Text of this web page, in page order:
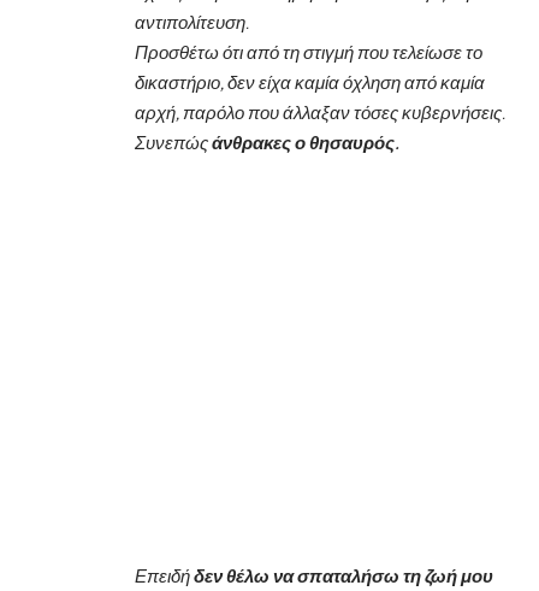
αντιπολίτευση.
Προσθέτω ότι από τη στιγμή που τελείωσε το
δικαστήριο, δεν είχα καμία όχληση από καμία
αρχή, παρόλο που άλλαξαν τόσες κυβερνήσεις.
Συνεπώςάνθρακες ο θησαυρός.
Επειδήδεν θέλω να σπαταλήσω τη ζωή μου